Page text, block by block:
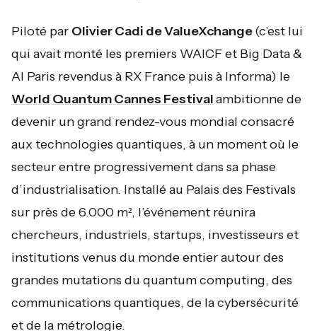
Piloté par Olivier Cadi de ValueXchange(c’est lui
qui avait monté les premiers WAICF et Big Data &
AI Paris revendus à RX France puis à Informa) le
World Quantum Cannes Festivalambitionne de
devenir un grand rendez-vous mondial consacré
aux technologies quantiques, à un moment où le
secteur entre progressivement dans sa phase
d’industrialisation. Installé au Palais des Festivals
sur près de 6.000 m², l’événement réunira
chercheurs, industriels, startups, investisseurs et
institutions venus du monde entier autour des
grandes mutations du quantum computing, des
communications quantiques, de la cybersécurité
et de la métrologie.